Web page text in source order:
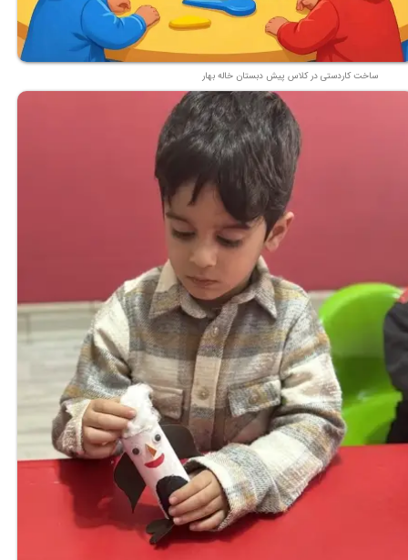
★
ساخت کاردستی در کلاس پیش دبستان خاله بهار